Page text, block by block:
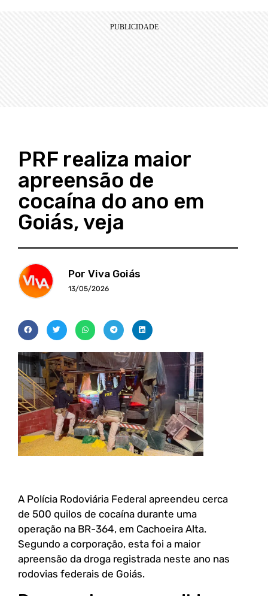
PRF realiza maior
apreensão de
cocaína do ano em
Goiás, veja
Por Viva Goiás
13/05/2026
A Polícia Rodoviária Federal apreendeu cerca
de 500 quilos de cocaína durante uma
operação na BR-364, em Cachoeira Alta.
Segundo a corporação, esta foi a maior
apreensão da droga registrada neste ano nas
rodovias federais de Goiás.